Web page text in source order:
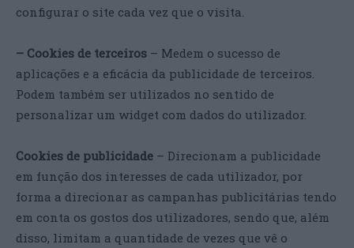
configurar o site cada vez que o visita.
– Cookies de terceiros – Medem o sucesso de
aplicações e a eficácia da publicidade de terceiros.
Podem também ser utilizados no sentido de
personalizar um widget com dados do utilizador.
Cookies de publicidade – Direcionam a publicidade
em função dos interesses de cada utilizador, por
forma a direcionar as campanhas publicitárias tendo
em conta os gostos dos utilizadores, sendo que, além
disso, limitam a quantidade de vezes que vê o